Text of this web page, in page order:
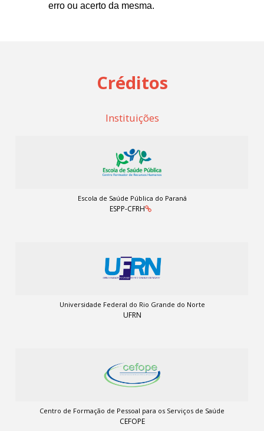
erro ou acerto da mesma.
Créditos
Instituições
Escola de Saúde Pública do Paraná
ESPP-CFRH
Universidade Federal do Rio Grande do Norte
UFRN
Centro de Formação de Pessoal para os Serviços de Saúde
CEFOPE